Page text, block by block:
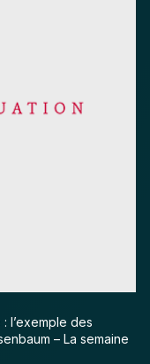
l’exemple des
– La semaine